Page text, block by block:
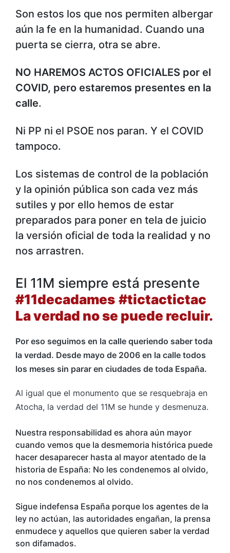
Son estos los que nos permiten albergar
aún la fe en la humanidad. Cuando una
puerta se cierra, otra se abre.
NO HAREMOS ACTOS OFICIALES por el
COVID, pero estaremos presentes en la
calle.
Ni PP ni el PSOE nos paran. Y el COVID
tampoco.
Los sistemas de control de la población
y la opinión pública son cada vez más
sutiles y por ello hemos de estar
preparados para poner en tela de juicio
la versión oficial de toda la realidad y no
nos arrastren.
El 11M siempre está presente
#11decadames #tictactictac
La verdad no se puede recluir.
Por eso seguimos en la calle queriendo saber toda
la verdad. Desde mayo de 2006 en la calle todos
los meses sin parar en ciudades de toda España.
Al igual que el monumento que se resquebraja en
Atocha, la verdad del 11M se hunde y desmenuza.
Nuestra responsabilidad es ahora aún mayor
cuando vemos que la desmemoria histórica puede
hacer desaparecer hasta al mayor atentado de la
historia de España: No les condenemos al olvido,
no nos condenemos al olvido.
Sigue indefensa España porque los agentes de la
ley no actúan, las autoridades engañan, la prensa
enmudece y aquellos que quieren saber la verdad
son difamados.